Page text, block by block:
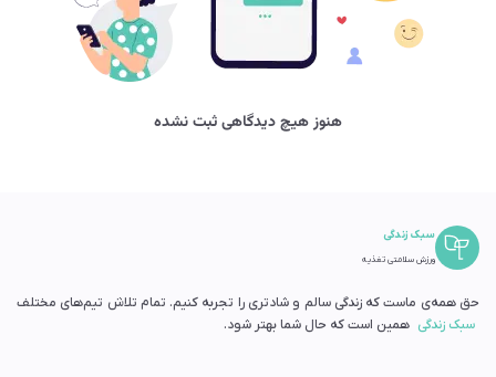
هنوز هیچ دیدگاهی ثبت نشده
سبک زندگی
ورزش سلامتی تغذیه
حق همه‌ی ماست که زندگی سالم و شادتری را تجربه کنیم. تمام تلاش تیم‌های مختلف
سبک زندگی همین است که حال شما بهتر شود.